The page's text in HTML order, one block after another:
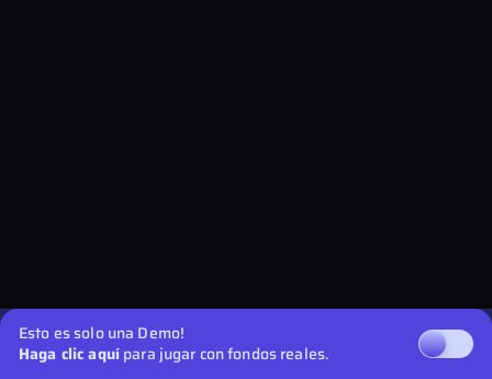
Esto es solo una Demo!
Haga clic aquípara jugar con fondos reales.